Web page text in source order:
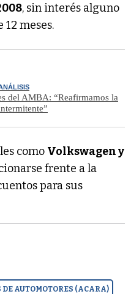
, sin interés alguno
12 meses.
del AMBA: “Reafirmamos la
como Volkswagen y
frente a la
para sus
AUTOMOTORES (ACARA)